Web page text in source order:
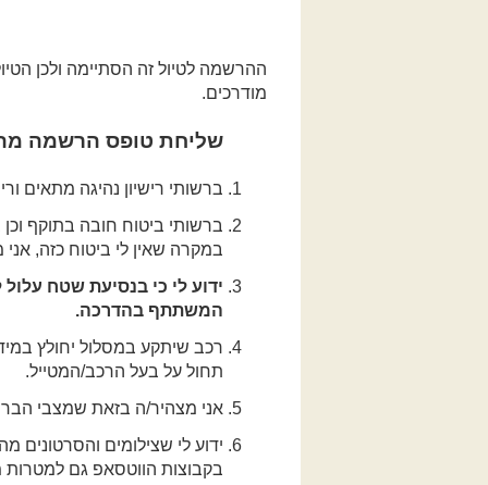
ההרשמה לטיול זה הסתיימה ולכן
מודרכים.
שליחת טופס הרשמה
ברשותי רישיון נהיגה מתאים
ברשותי ביטוח חובה בתוקף
במקרה שאין לי ביטוח כזה,
ידוע לי כי בנסיעת שטח
המשתתף בהדרכה.
רכב שיתקע במסלול יחולץ
תחול על בעל הרכב/המטייל.
אני מצהיר/ה בזאת שמצבי
ידוע לי שצילומים
בקבוצות הווטסאפ גם למטרות